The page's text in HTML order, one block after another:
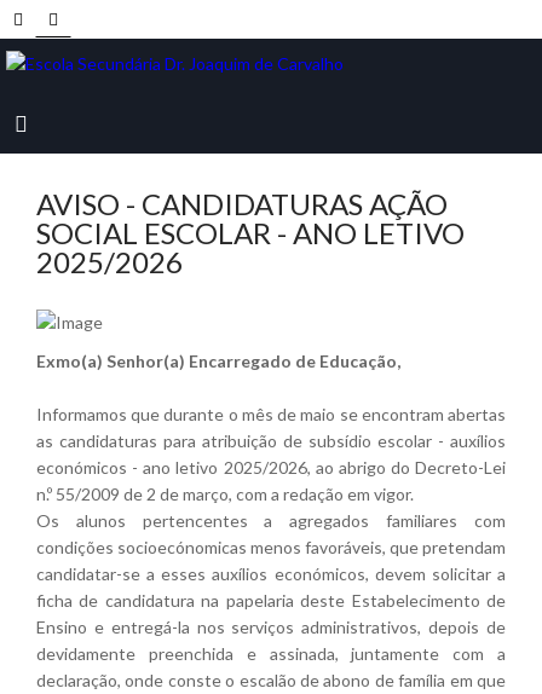
AVISO - CANDIDATURAS AÇÃO
SOCIAL ESCOLAR - ANO LETIVO
2025/2026
Exmo(a) Senhor(a) Encarregado de Educação,
Informamos que durante o mês de maio se encontram abertas
as candidaturas para atribuição de subsídio escolar - auxílios
económicos - ano letivo 2025/2026, ao abrigo do Decreto-Lei
n.º 55/2009 de 2 de março, com a redação em vigor.
Os alunos pertencentes a agregados familiares com
condições socioecónomicas menos favoráveis, que pretendam
candidatar-se a esses auxílios económicos, devem solicitar a
ficha de candidatura na papelaria deste Estabelecimento de
Ensino e entregá-la nos serviços administrativos, depois de
devidamente preenchida e assinada, juntamente com a
declaração, onde conste o escalão de abono de família em que